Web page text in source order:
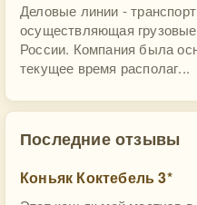
Деловые линии -
осуществляющая
России. Компания была
текущее время располаг...
Последние отзывы
Коньяк Коктебель 3*